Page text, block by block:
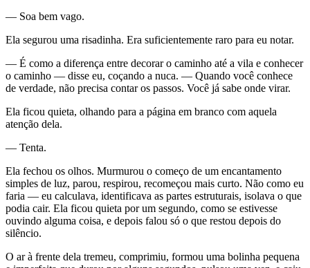
— Soa bem vago.
Ela segurou uma risadinha. Era suficientemente raro para eu notar.
— É como a diferença entre decorar o caminho até a vila e conhecer
o caminho — disse eu, coçando a nuca. — Quando você conhece
de verdade, não precisa contar os passos. Você já sabe onde virar.
Ela ficou quieta, olhando para a página em branco com aquela
atenção dela.
— Tenta.
Ela fechou os olhos. Murmurou o começo de um encantamento
simples de luz, parou, respirou, recomeçou mais curto. Não como eu
faria — eu calculava, identificava as partes estruturais, isolava o que
podia cair. Ela ficou quieta por um segundo, como se estivesse
ouvindo alguma coisa, e depois falou só o que restou depois do
silêncio.
O ar à frente dela tremeu, comprimiu, formou uma bolinha pequena